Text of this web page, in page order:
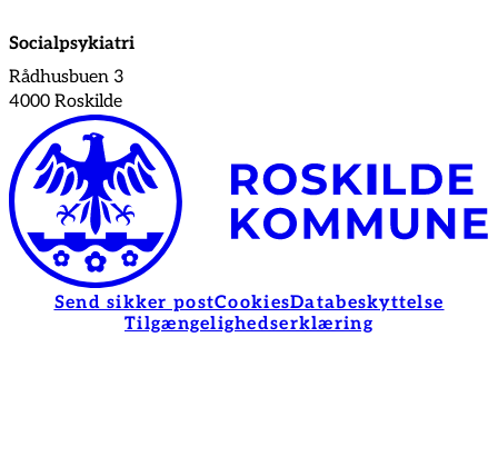
Socialpsykiatri
Rådhusbuen 3
4000 Roskilde
Send sikker postCookiesDatabeskyttelse
Tilgængelighedserklæring